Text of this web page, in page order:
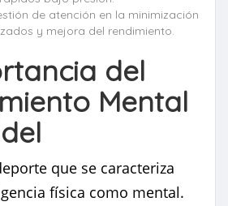
de atención en la minimización
y mejora del rendimiento.
del
Mental
que se caracteriza
física como mental.